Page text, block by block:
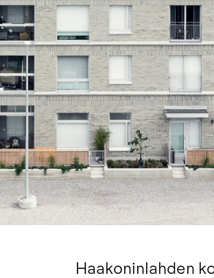
Haakoninlahden